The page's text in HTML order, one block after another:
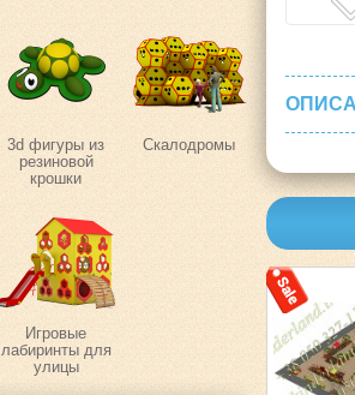
3d фигуры из
резиновой
крошки
Скалодромы
Игровые
лабиринты для
улицы